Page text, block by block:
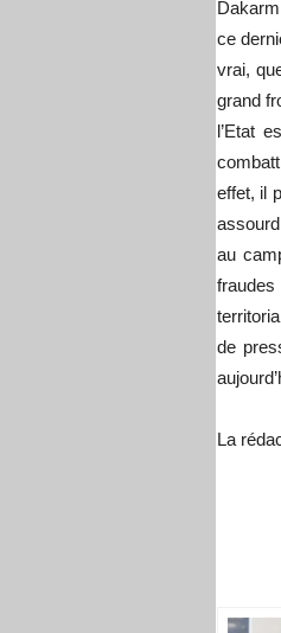
ce
vrai,
grand
l’Etat
effet, il
au
de
La